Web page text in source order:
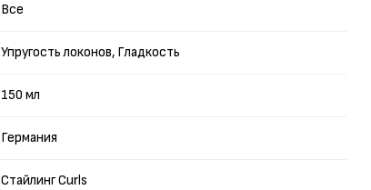
Все
Упругость локонов, Гладкость
150 мл
Германия
Стайлинг Curls